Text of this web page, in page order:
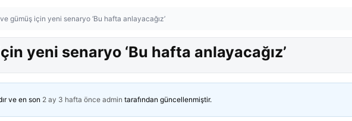
gümüş için yeni senaryo ‘Bu hafta anlayacağız’
yeni senaryo ‘Bu hafta anlayacağız’
ve en son 2 ay 3 hafta önce admin tarafından güncellenmiştir.